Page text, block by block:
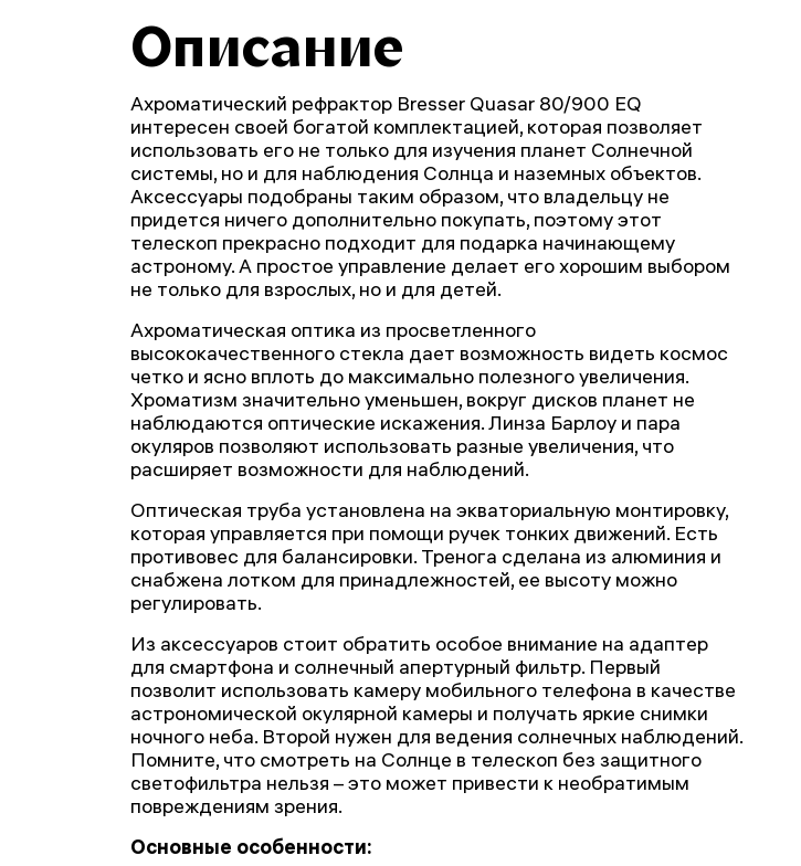
Описание
Ахроматический рефрактор Bresser Quasar 80/900 EQ
интересен своей богатой комплектацией, которая позволяет
использовать его не только для изучения планет Солнечной
системы, но и для наблюдения Солнца и наземных объектов.
Аксессуары подобраны таким образом, что владельцу не
придется ничего дополнительно покупать, поэтому этот
телескоп прекрасно подходит для подарка начинающему
астроному. А простое управление делает его хорошим выбором
не только для взрослых, но и для детей.
Ахроматическая оптика из просветленного
высококачественного стекла дает возможность видеть космос
четко и ясно вплоть до максимально полезного увеличения.
Хроматизм значительно уменьшен, вокруг дисков планет не
наблюдаются оптические искажения. Линза Барлоу и пара
окуляров позволяют использовать разные увеличения, что
расширяет возможности для наблюдений.
Оптическая труба установлена на экваториальную монтировку,
которая управляется при помощи ручек тонких движений. Есть
противовес для балансировки. Тренога сделана из алюминия и
снабжена лотком для принадлежностей, ее высоту можно
регулировать.
Из аксессуаров стоит обратить особое внимание на адаптер
для смартфона и солнечный апертурный фильтр. Первый
позволит использовать камеру мобильного телефона в качестве
астрономической окулярной камеры и получать яркие снимки
ночного неба. Второй нужен для ведения солнечных наблюдений.
Помните, что смотреть на Солнце в телескоп без защитного
светофильтра нельзя – это может привести к необратимым
повреждениям зрения.
Основные особенности: